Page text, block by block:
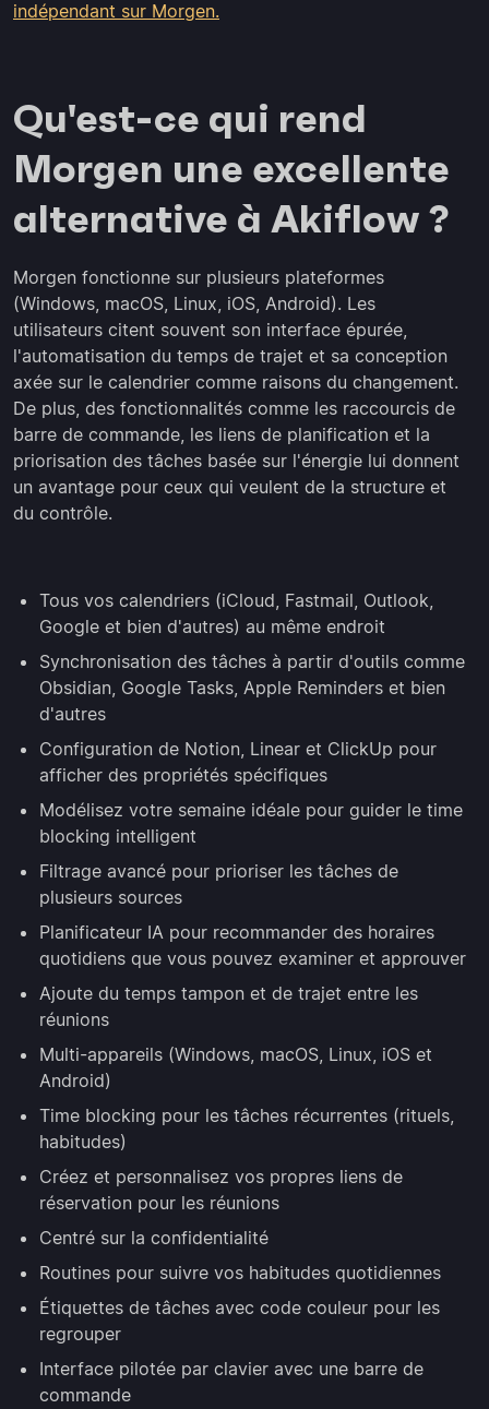
indépendant sur Morgen.
Qu'est-ce qui rend
Morgen une excellente
alternative à Akiflow ?
Morgen fonctionne sur plusieurs plateformes
(Windows, macOS, Linux, iOS, Android). Les
utilisateurs citent souvent son interface épurée,
l'automatisation du temps de trajet et sa conception
axée sur le calendrier comme raisons du changement.
De plus, des fonctionnalités comme les raccourcis de
barre de commande, les liens de planification et la
priorisation des tâches basée sur l'énergie lui donnent
un avantage pour ceux qui veulent de la structure et
du contrôle.
Tous vos calendriers (iCloud, Fastmail, Outlook,
Google et bien d'autres) au même endroit
Synchronisation des tâches à partir d'outils comme
Obsidian, Google Tasks, Apple Reminders et bien
d'autres
Configuration de Notion, Linear et ClickUp pour
afficher des propriétés spécifiques
Modélisez votre semaine idéale pour guider le time
blocking intelligent
Filtrage avancé pour prioriser les tâches de
plusieurs sources
Planificateur IA pour recommander des horaires
quotidiens que vous pouvez examiner et approuver
Ajoute du temps tampon et de trajet entre les
réunions
Multi-appareils (Windows, macOS, Linux, iOS et
Android)
Time blocking pour les tâches récurrentes (rituels,
habitudes)
Créez et personnalisez vos propres liens de
réservation pour les réunions
Centré sur la confidentialité
Routines pour suivre vos habitudes quotidiennes
Étiquettes de tâches avec code couleur pour les
regrouper
Interface pilotée par clavier avec une barre de
commande